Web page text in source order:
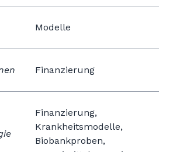
Modelle
Finanzierung
Finanzierung,
Krankheitsmodelle,
Biobankproben,